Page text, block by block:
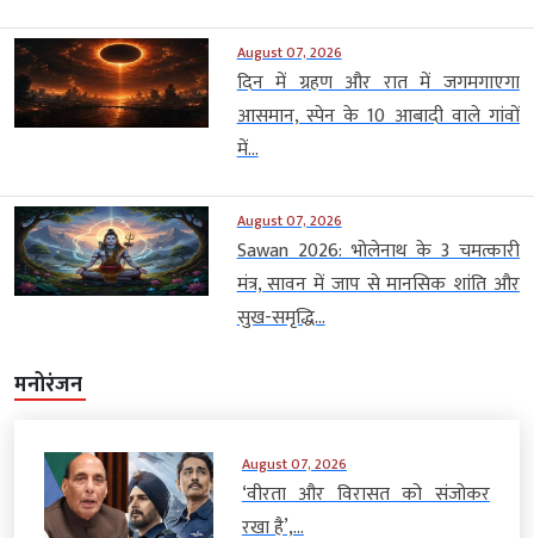
August 07, 2026
दिन में ग्रहण और रात में जगमगाएगा
आसमान, स्पेन के 10 आबादी वाले गांवों
में...
August 07, 2026
Sawan 2026: भोलेनाथ के 3 चमत्कारी
मंत्र, सावन में जाप से मानसिक शांति और
सुख-समृद्धि...
मनोरंजन
August 07, 2026
‘वीरता और विरासत को संजोकर
रखा है’,...